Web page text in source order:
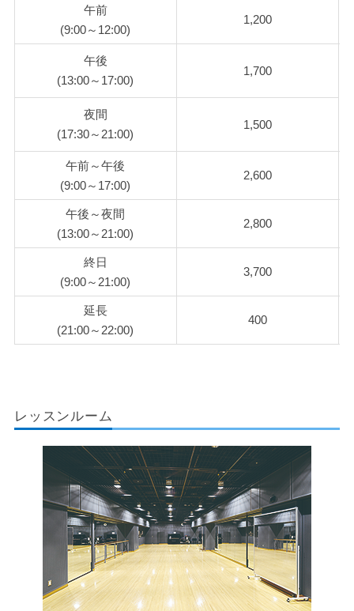
午前
(9:00～12:00)
1,200
午後
(13:00～17:00)
1,700
夜間
(17:30～21:00)
1,500
午前～午後
(9:00～17:00)
2,600
午後～夜間
(13:00～21:00)
2,800
終日
(9:00～21:00)
3,700
延長
(21:00～22:00)
400
レッスンルーム